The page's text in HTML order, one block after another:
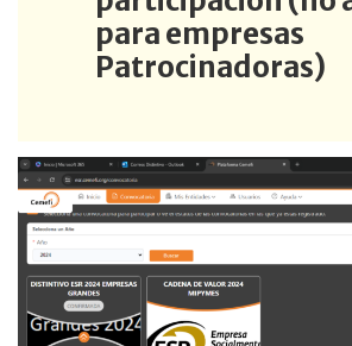
para empresas
Patrocinadoras)